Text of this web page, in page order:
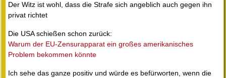
Der Witz ist wohl, dass die Strafe sich angeblich auch gegen ihn
privat richtet
Die USA schießen schon zurück:
Warum der EU-Zensurapparat ein großes amerikanisches
Problem bekommen könnte
Ich sehe das ganze positiv und würde es befürworten, wenn die